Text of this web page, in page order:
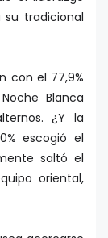
tradicional
con el 77,9%
Blanca
¿Y la
escogió el
saltó el
oriental,